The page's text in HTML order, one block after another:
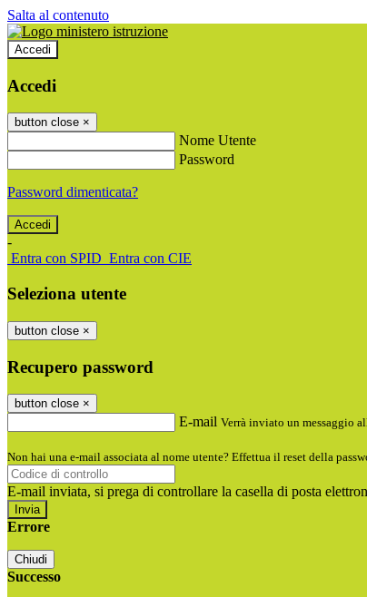
Salta al contenuto
Accedi
Accedi
button close ×
Nome Utente
Password
Password dimenticata?
-
Entra con SPID Entra con CIE
Seleziona utente
button close ×
Recupero password
button close ×
E-mail Verrà inviato un messaggio
Non hai una e-mail associata al nome utente? Effettua il reset della
E-mail inviata, si prega di controllare la casella di posta
Errore
Chiudi
Successo